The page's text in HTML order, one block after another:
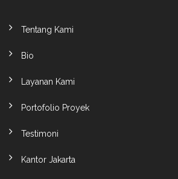
Tentang Kami
Bio
Layanan Kami
Portofolio Proyek
Testimoni
Kantor Jakarta